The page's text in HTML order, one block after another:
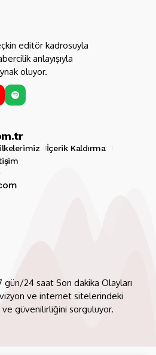
editör kadrosuyla
anlayışıyla
oluyor.
ilkelerimiz
İçerik Kaldırma
24 saat Son dakika Olayları
ve internet sitelerindeki
güvenilirliğini sorguluyor.